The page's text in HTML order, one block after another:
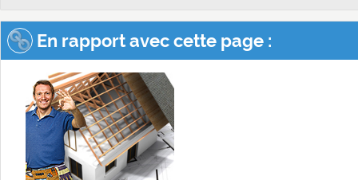
En rapport avec cette page :